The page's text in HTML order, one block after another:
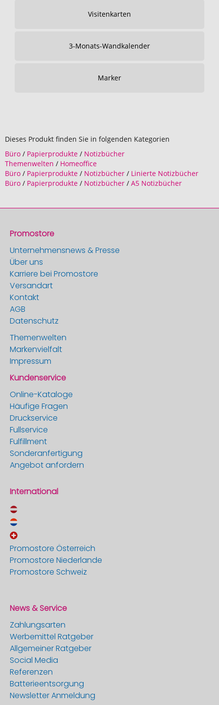
Visitenkarten
3-Monats-Wandkalender
Marker
Dieses Produkt finden Sie in folgenden Kategorien
Büro / Papierprodukte / Notizbücher
Themenwelten / Homeoffice
Büro / Papierprodukte / Notizbücher / Linierte Notizbücher
Büro / Papierprodukte / Notizbücher / A5 Notizbücher
Promostore
Unternehmensnews & Presse
Über uns
Karriere bei Promostore
Versandart
Kontakt
AGB
Datenschutz
Themenwelten
Markenvielfalt
Impressum
Kundenservice
Online-Kataloge
Häufige Fragen
Druckservice
Fullservice
Fulfillment
Sonderanfertigung
Angebot anfordern
International
Promostore Österreich
Promostore Niederlande
Promostore Schweiz
News & Service
Zahlungsarten
Werbemittel Ratgeber
Allgemeiner Ratgeber
Social Media
Referenzen
Batterieentsorgung
Newsletter Anmeldung